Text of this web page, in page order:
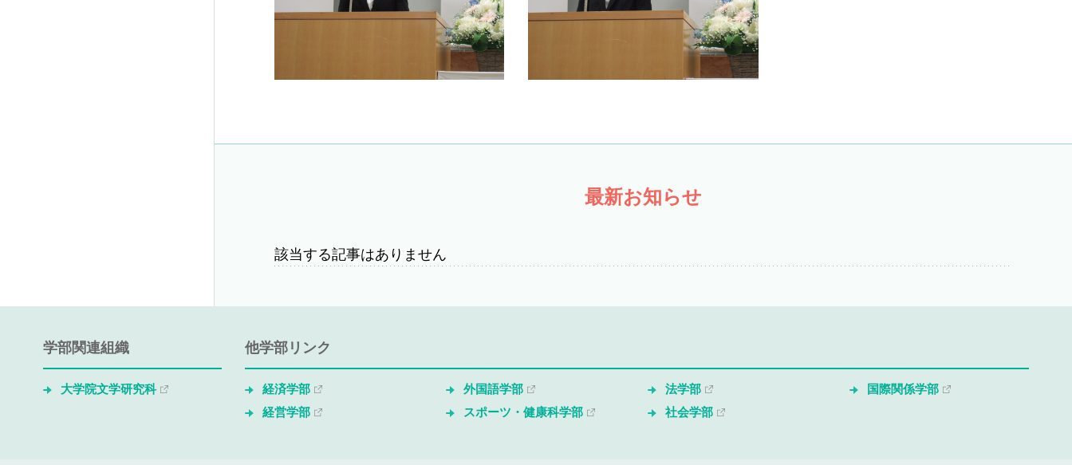
最新お知らせ
該当する記事はありません
学部関連組織
大学院文学研究科
他学部リンク
経済学部 外国語学部 法学部
国際関係学部
経営学部
スポーツ・健康科学部 社会学部